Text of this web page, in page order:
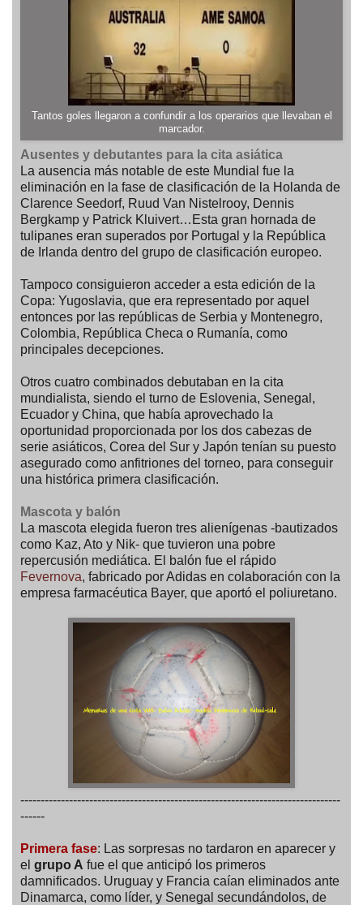
Tantos goles llegaron a confundir a los operarios que llevaban el
marcador.
Ausentes y debutantes para la cita asiática
La ausencia más notable de este Mundial fue la
eliminación en la fase de clasificación de la Holanda de
Clarence Seedorf, Ruud Van Nistelrooy, Dennis
Bergkamp y Patrick Kluivert…Esta gran hornada de
tulipanes eran superados por Portugal y la República
de Irlanda dentro del grupo de clasificación europeo.
Tampoco consiguieron acceder a esta edición de la
Copa: Yugoslavia, que era representado por aquel
entonces por las repúblicas de Serbia y Montenegro,
Colombia, República Checa o Rumanía, como
principales decepciones.
Otros cuatro combinados debutaban en la cita
mundialista, siendo el turno de Eslovenia, Senegal,
Ecuador y China, que había aprovechado la
oportunidad proporcionada por los dos cabezas de
serie asiáticos, Corea del Sur y Japón tenían su puesto
asegurado como anfitriones del torneo, para conseguir
una histórica primera clasificación.
Mascota y balón
La mascota elegida fueron tres alienígenas -bautizados
como Kaz, Ato y Nik- que tuvieron una pobre
repercusión mediática. El balón fue el rápido
Fevernova, fabricado por Adidas en colaboración con la
empresa farmacéutica Bayer, que aportó el poliuretano.
-------------------------------------------------------------------------------
------
Primera fase: Las sorpresas no tardaron en aparecer y
el grupo A fue el que anticipó los primeros
damnificados. Uruguay y Francia caían eliminados ante
Dinamarca, como líder, y Senegal secundándolos, de